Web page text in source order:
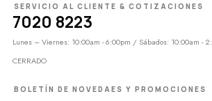
SERVICIO AL CLIENTE & COTIZACIONES
7020 8223
Lunes – Viernes: 10:00am - 6:00pm / Sábados: 10:00am -
CERRADO
BOLETÍN DE NOVEDAES Y PROMOCIONES